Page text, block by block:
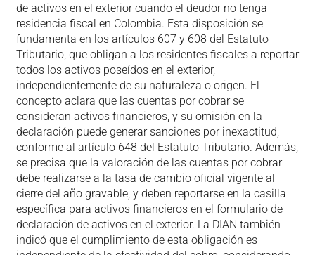
de activos en el exterior cuando el deudor no tenga
residencia fiscal en Colombia. Esta disposición se
fundamenta en los artículos 607 y 608 del Estatuto
Tributario, que obligan a los residentes fiscales a reportar
todos los activos poseídos en el exterior,
independientemente de su naturaleza o origen. El
concepto aclara que las cuentas por cobrar se
consideran activos financieros, y su omisión en la
declaración puede generar sanciones por inexactitud,
conforme al artículo 648 del Estatuto Tributario. Además,
se precisa que la valoración de las cuentas por cobrar
debe realizarse a la tasa de cambio oficial vigente al
cierre del año gravable, y deben reportarse en la casilla
específica para activos financieros en el formulario de
declaración de activos en el exterior. La DIAN también
indicó que el cumplimiento de esta obligación es